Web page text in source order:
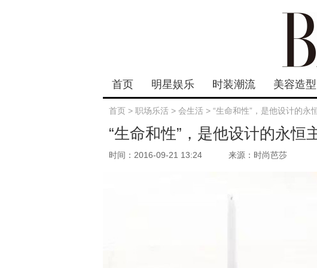
首页 明星娱乐 时装潮流 美容造型
首页 > 职场乐活 > 会生活 > “生命和性”，是他设计的永
“生命和性”，是他设计的永恒
时间：2016-09-21 13:24 来源：时尚芭莎